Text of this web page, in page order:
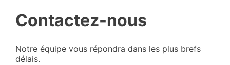
Contactez-nous
Notre équipe vous répondra dans les plus brefs
délais.